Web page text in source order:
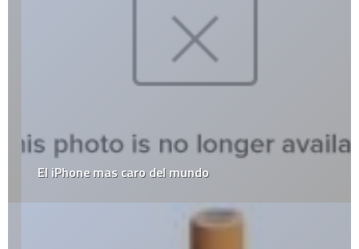
El iPhone mas caro del mundo